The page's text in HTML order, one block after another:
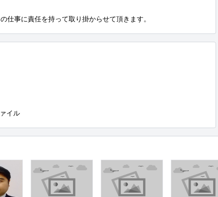
仕事に責任を持って取り掛からせて頂きます。
イル